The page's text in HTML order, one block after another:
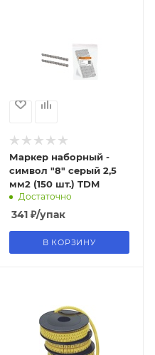
Маркер наборный -
символ "8" серый 2,5
мм2 (150 шт.) TDM
Достаточно
341₽/упак
В КОРЗИНУ